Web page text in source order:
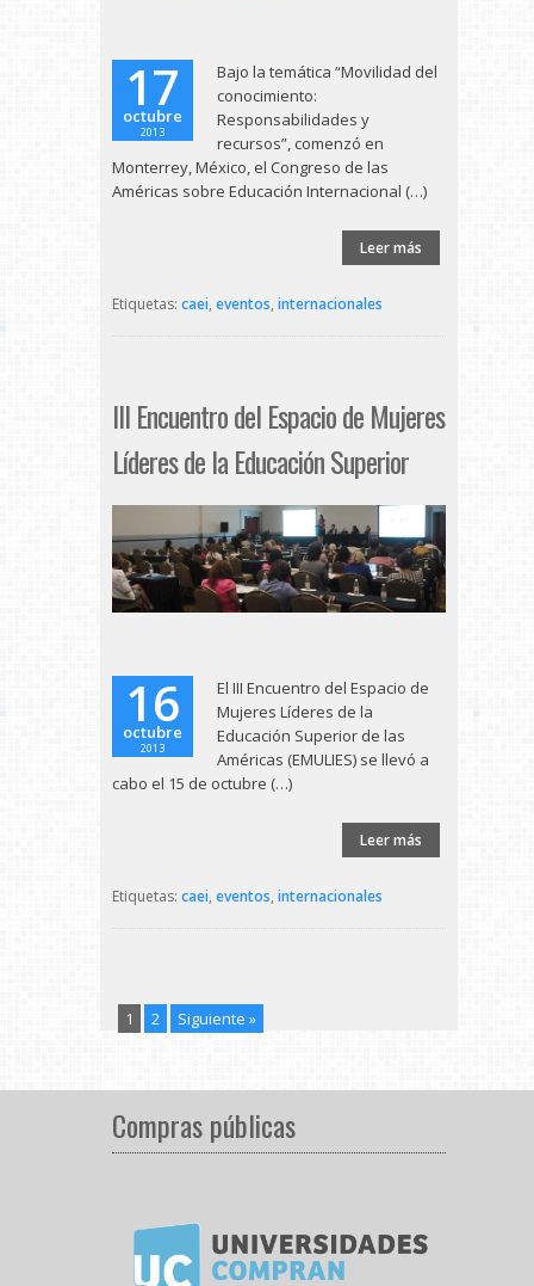
17
octubre
2013
Bajo la temática “Movilidad del
conocimiento:
Responsabilidades y
recursos”, comenzó en
Monterrey, México, el Congreso de las
Américas sobre Educación Internacional (…)
Leer más
Etiquetas: caei, eventos, internacionales
III Encuentro del Espacio de Mujeres
Líderes de la Educación Superior
16
octubre
2013
El III Encuentro del Espacio de
Mujeres Líderes de la
Educación Superior de las
Américas (EMULIES) se llevó a
cabo el 15 de octubre (…)
Leer más
Etiquetas: caei, eventos, internacionales
1 2 Siguiente »
Compras públicas